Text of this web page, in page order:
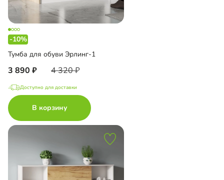
-10%
Тумба для обуви Эрлинг-1
3 890 4 320
Доступно для доставки
В корзину